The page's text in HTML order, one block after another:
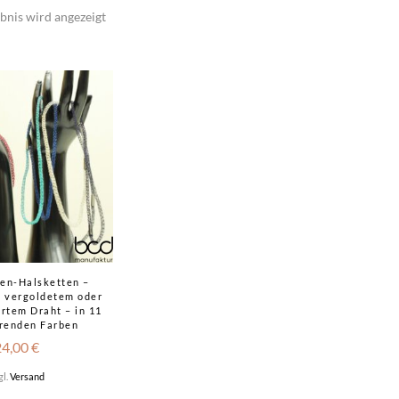
wird angezeigt
Halsketten –
vergoldetem oder
Draht – in 11
Farben
€
Versand